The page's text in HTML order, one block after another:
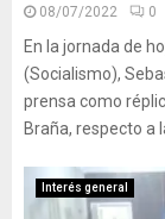
08/07/2022 0
En la jornada de
(Socialismo),
prensa como
Braña, respecto a
Interés general